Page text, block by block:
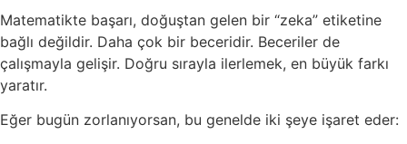
Matematikte başarı, doğuştan gelen bir “zeka” etiketine
bağlı değildir. Daha çok bir beceridir. Beceriler de
çalışmayla gelişir. Doğru sırayla ilerlemek, en büyük farkı
yaratır.
Eğer bugün zorlanıyorsan, bu genelde iki şeye işaret eder: